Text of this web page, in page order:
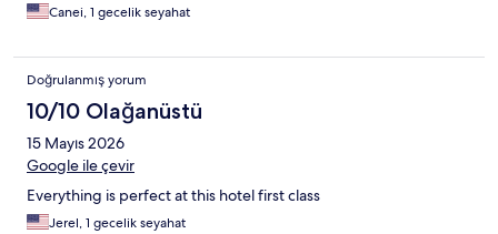
Canei, 1 gecelik seyahat
Doğrulanmış yorum
10/10 Olağanüstü
15 Mayıs 2026
Google ile çevir
Everything is perfect at this hotel first class
Jerel, 1 gecelik seyahat